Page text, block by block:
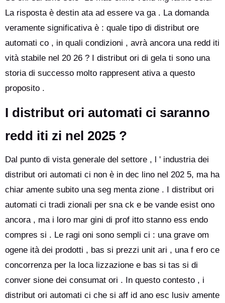
La risposta è destin ata ad essere va ga . La domanda
veramente significativa è : quale tipo di distribut ore
automati co , in quali condizioni , avrà ancora una redd iti
vità stabile nel 20 26 ? I distribut ori di gela ti sono una
storia di successo molto rappresent ativa a questo
proposito .
I distribut ori automati ci saranno
redd iti zi nel 2025 ?
Dal punto di vista generale del settore , l ' industria dei
distribut ori automati ci non è in dec lino nel 202 5, ma ha
chiar amente subito una seg menta zione . I distribut ori
automati ci tradi zionali per sna ck e be vande esist ono
ancora , ma i loro mar gini di prof itto stanno ess endo
compres si . Le ragi oni sono sempli ci : una grave om
ogene ità dei prodotti , bas si prezzi unit ari , una f ero ce
concorrenza per la loca lizzazione e bas si tas si di
conver sione dei consumat ori . In questo contesto , i
distribut ori automati ci che si aff id ano esc lusiv amente